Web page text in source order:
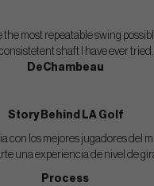
the most repeatable swing
shaft I have ever
DeChambeau
Story Behind LA Golf
con los mejores jugadores del
una experiencia de nivel de
Process